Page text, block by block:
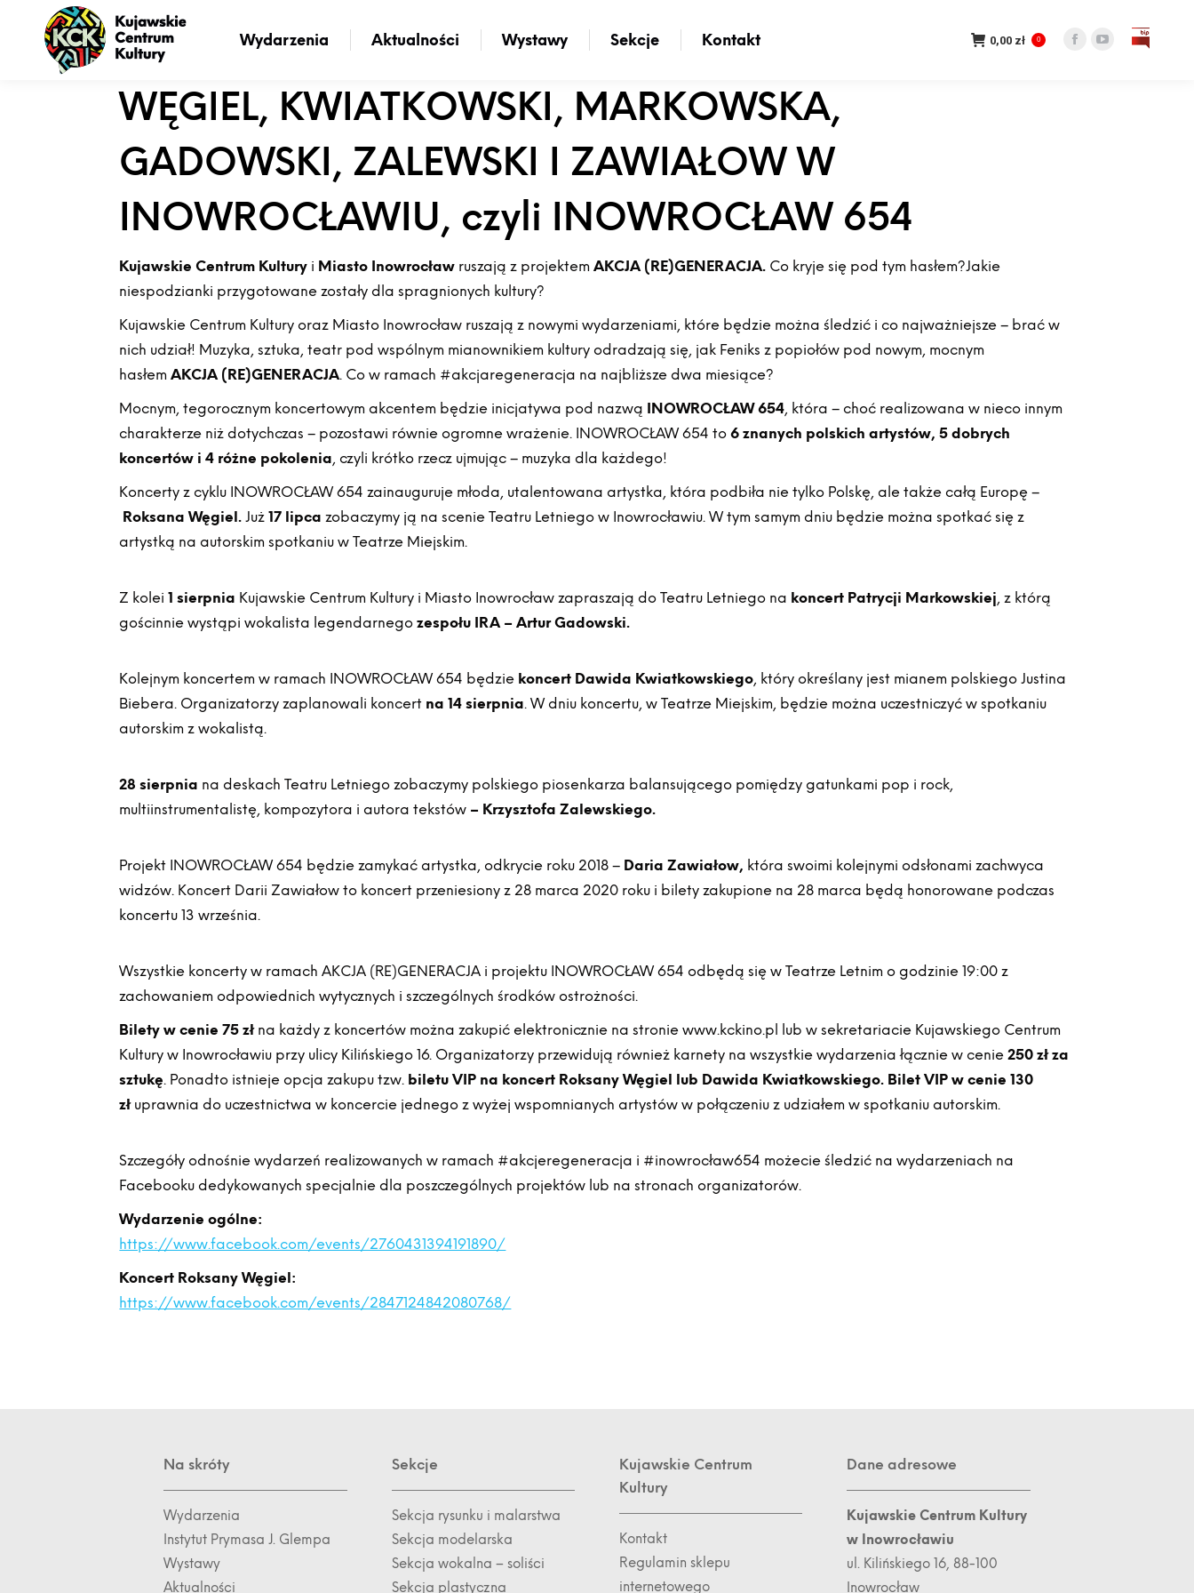
Wydarzenia Aktualności Wystawy Sekcje Kontakt 0,00 zł 0
Facebook
YouTube
WĘGIEL, KWIATKOWSKI, MARKOWSKA,
GADOWSKI, ZALEWSKI I ZAWIAŁOW W
INOWROCŁAWIU, czyli INOWROCŁAW 654
Kujawskie Centrum Kultury i Miasto Inowrocław ruszają z projektemAKCJA (RE)GENERACJA. Co kryje się pod tym hasłem?Jakie
niespodzianki przygotowane zostały dla spragnionych kultury?
Kujawskie Centrum Kultury oraz Miasto Inowrocław ruszają z nowymi wydarzeniami, które będzie można śledzić i co najważniejsze – brać w
nich udział! Muzyka, sztuka, teatr pod wspólnym mianownikiem kultury odradzają się, jak Feniks z popiołów pod nowym, mocnym
hasłemAKCJA (RE)GENERACJA. Co w ramach #akcjaregeneracja na najbliższe dwa miesiące?
Mocnym, tegorocznym koncertowym akcentem będzie inicjatywa pod nazwą INOWROCŁAW 654, która – choć realizowana w nieco innym
charakterze niż dotychczas – pozostawi równie ogromne wrażenie. INOWROCŁAW 654 to6 znanych polskich artystów, 5 dobrych
koncertów i 4 różne pokolenia, czyli krótko rzecz ujmując – muzyka dla każdego!
Koncerty z cyklu INOWROCŁAW 654 zainauguruje młoda, utalentowana artystka, która podbiła nie tylko Polskę, ale także całą Europę –
Roksana Węgiel. Już17 lipca zobaczymy ją na scenie Teatru Letniego w Inowrocławiu. W tym samym dniu będzie można spotkać się z
artystką na autorskim spotkaniu w Teatrze Miejskim.
Z kolei1 sierpnia Kujawskie Centrum Kultury i Miasto Inowrocław zapraszają do Teatru Letniego na koncert Patrycji Markowskiej, z którą
gościnnie wystąpi wokalista legendarnegozespołu IRA – Artur Gadowski.
Kolejnym koncertem w ramach INOWROCŁAW 654 będzie koncert Dawida Kwiatkowskiego, który określany jest mianem polskiego Justina
Biebera. Organizatorzy zaplanowali koncert na 14 sierpnia. W dniu koncertu, w Teatrze Miejskim, będzie można uczestniczyć w spotkaniu
autorskim z wokalistą.
28 sierpnia na deskach Teatru Letniego zobaczymy polskiego piosenkarza balansującego pomiędzy gatunkami pop i rock,
multiinstrumentalistę, kompozytora i autora tekstów – Krzysztofa Zalewskiego.
Projekt INOWROCŁAW 654 będzie zamykać artystka, odkrycie roku 2018 – Daria Zawiałow, która swoimi kolejnymi odsłonami zachwyca
widzów. Koncert Darii Zawiałow to koncert przeniesiony z 28 marca 2020 roku i bilety zakupione na 28 marca będą honorowane podczas
koncertu 13 września.
Wszystkie koncerty w ramach AKCJA (RE)GENERACJA i projektu INOWROCŁAW 654 odbędą się w Teatrze Letnim o godzinie 19:00 z
zachowaniem odpowiednich wytycznych i szczególnych środków ostrożności.
Bilety w cenie 75 złna każdy z koncertów można zakupić elektronicznie na stronie www.kckino.pl lub w sekretariacie Kujawskiego Centrum
Kultury w Inowrocławiu przy ulicy Kilińskiego 16. Organizatorzy przewidują również karnety na wszystkie wydarzenia łącznie w cenie250 zł za
sztukę. Ponadto istnieje opcja zakupu tzw. biletu VIP na koncert Roksany Węgiel lub Dawida Kwiatkowskiego. Bilet VIP w cenie 130
złuprawnia do uczestnictwa w koncercie jednego z wyżej wspomnianych artystów w połączeniu z udziałem w spotkaniu autorskim.
Szczegóły odnośnie wydarzeń realizowanych w ramach #akcjeregeneracja i #inowrocław654 możecie śledzić na wydarzeniach na
Facebooku dedykowanych specjalnie dla poszczególnych projektów lub na stronach organizatorów.
Wydarzenie ogólne:
https://www.facebook.com/events/2760431394191890/
Koncert Roksany Węgiel:
https://www.facebook.com/events/2847124842080768/
Na skróty
Wydarzenia
Instytut Prymasa J. Glempa
Wystawy
Aktualności
Sekcje
Sekcja rysunku i malarstwa
Sekcja modelarska
Sekcja wokalna – soliści
Sekcja plastyczna
Kujawskie Centrum
Kultury
Kontakt
Regulamin sklepu
internetowego
Dane adresowe
Kujawskie Centrum Kultury
w Inowrocławiu
ul. Kilińskiego 16, 88-100
Inowrocław